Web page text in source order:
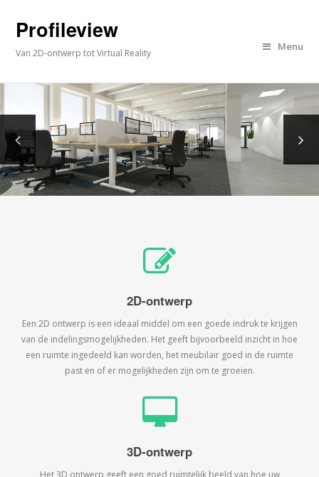
Profileview
Van 2D-ontwerp tot Virtual Reality
Menu
2D-ontwerp
Een 2D ontwerp is een ideaal middel om een goede indruk te krijgen
van de indelingsmogelijkheden. Het geeft bijvoorbeeld inzicht in hoe
een ruimte ingedeeld kan worden, het meubilair goed in de ruimte
past en of er mogelijkheden zijn om te groeien.
3D-ontwerp
Het 3D ontwerp geeft een goed ruimtelijk beeld van hoe uw